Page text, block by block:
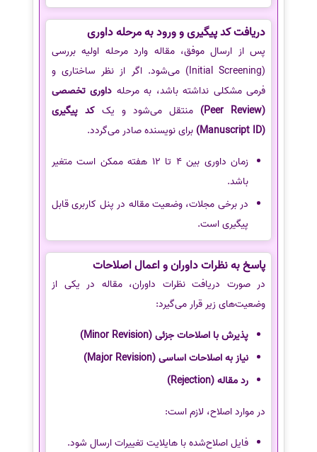
دریافت کد پیگیری و ورود به مرحله داوری
پس از ارسال موفق، مقاله وارد مرحله اولیه بررسی
(Initial Screening) می‌شود. اگر از نظر ساختاری و
فرمی مشکلی نداشته باشد، به مرحله داوری تخصصی
(Peer Review)
منتقل می‌شود و یک کد پیگیری
(Manuscript ID)
برای نویسنده صادر می‌گردد.
زمان داوری بین 4 تا 12 هفته ممکن است متغیر
باشد.
در برخی مجلات، وضعیت مقاله در پنل کاربری قابل
پیگیری است.
پاسخ به نظرات داوران و اعمال اصلاحات
در صورت دریافت نظرات داوران، مقاله در یکی از
وضعیت‌های زیر قرار می‌گیرد:
پذیرش با اصلاحات جزئی (Minor Revision)
نیاز به اصلاحات اساسی (Major Revision)
رد مقاله (Rejection)
در موارد اصلاح، لازم است:
فایل اصلاح‌شده با هایلایت تغییرات ارسال شود.